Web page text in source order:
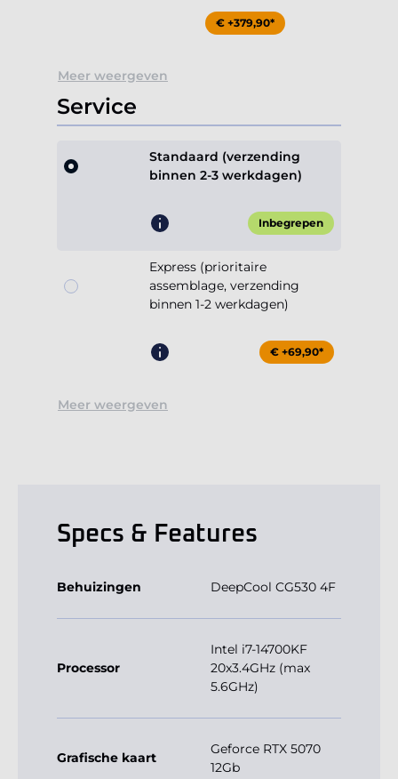
€ +379,90*
Meer weergeven
Service
Standaard (verzending
binnen 2-3 werkdagen)
Inbegrepen
Express (prioritaire
assemblage, verzending
binnen 1-2 werkdagen)
€ +69,90*
Meer weergeven
Specs & Features
Behuizingen DeepCool CG530 4F
Processor
Intel i7-14700KF
20x3.4GHz (max
5.6GHz)
Grafische kaart
Geforce RTX 5070
12Gb